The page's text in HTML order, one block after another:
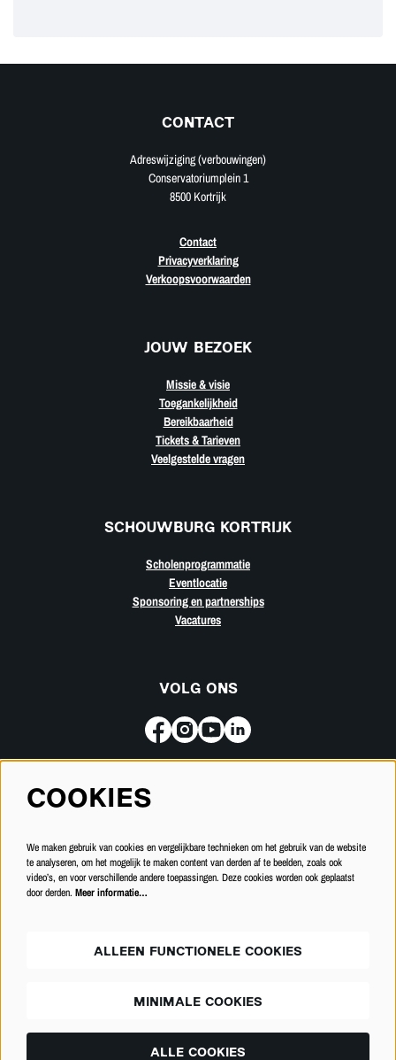
CONTACT
Adreswijziging (verbouwingen)
Conservatoriumplein 1
8500 Kortrijk
Contact
Privacyverklaring
Verkoopsvoorwaarden
JOUW BEZOEK
Missie & visie
Toegankelijkheid
Bereikbaarheid
Tickets & Tarieven
Veelgestelde vragen
SCHOUWBURG KORTRIJK
Scholenprogrammatie
Eventlocatie
Sponsoring en partnerships
Vacatures
VOLG ONS
Meld je aan voor de nieuwsbrief
INSCHRIJVEN
© Schouwburg Kortrijk
COOKIES
We maken gebruik van cookies en vergelijkbare technieken om het gebruik van de website
te analyseren, om het mogelijk te maken content van derden af te beelden, zoals ook
video’s, en voor verschillende andere toepassingen. Deze cookies worden ook geplaatst
door derden. Meer informatie…
ALLEEN FUNCTIONELE COOKIES
MINIMALE COOKIES
ALLE COOKIES